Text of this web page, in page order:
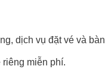
dịch vụ đặt vé và bàn
miễn phí.